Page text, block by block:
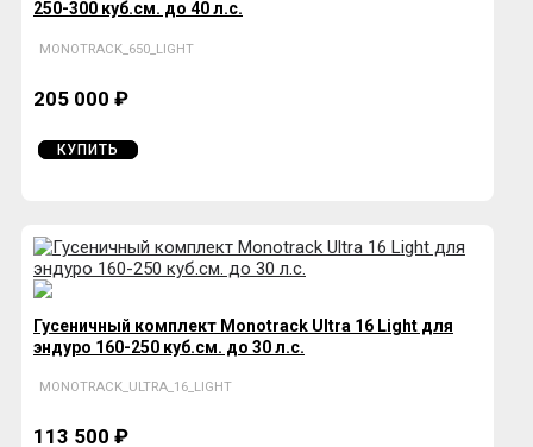
250-300 куб.см. до 40 л.с.
MONOTRACK_650_LIGHT
205 000 ₽
КУПИТЬ
Гусеничный комплект Monotrack Ultra 16 Light для
эндуро 160-250 куб.см. до 30 л.с.
MONOTRACK_ULTRA_16_LIGHT
113 500 ₽